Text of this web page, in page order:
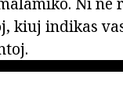
kiuj indikas